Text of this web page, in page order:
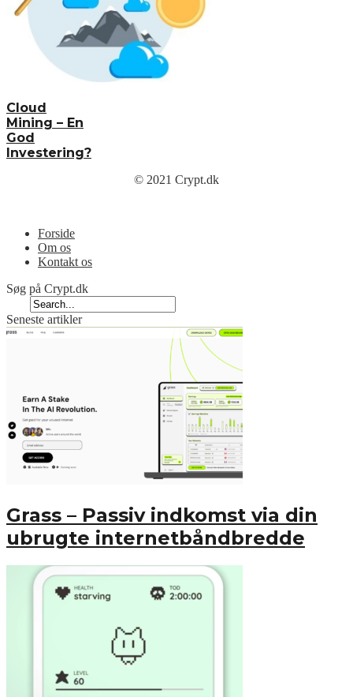
Cloud
Mining – En
God
Investering?
© 2021 Crypt.dk
Forside
Om os
Kontakt os
Søg på Crypt.dk
Seneste artikler
Grass – Passiv indkomst via din
ubrugte internetbåndbredde